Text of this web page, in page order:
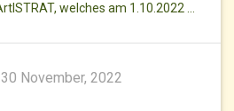
welches am 1.10.2022 …
30 November, 2022